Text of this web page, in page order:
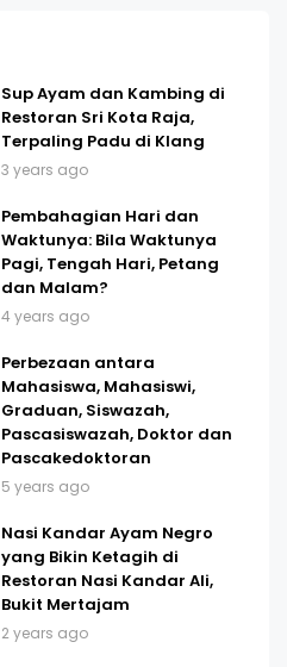
Sup Ayam dan Kambing di
Restoran Sri Kota Raja,
Terpaling Padu di Klang
3 years ago
Pembahagian Hari dan
Waktunya: Bila Waktunya
Pagi, Tengah Hari, Petang
dan Malam?
4 years ago
Perbezaan antara
Mahasiswa, Mahasiswi,
Graduan, Siswazah,
Pascasiswazah, Doktor dan
Pascakedoktoran
5 years ago
Nasi Kandar Ayam Negro
yang Bikin Ketagih di
Restoran Nasi Kandar Ali,
Bukit Mertajam
2 years ago